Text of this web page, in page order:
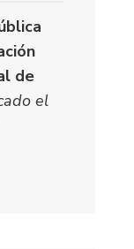
de
el